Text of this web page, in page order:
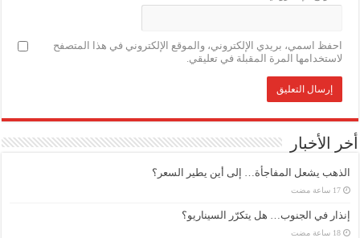
احفظ اسمي، بريدي الإلكتروني، والموقع الإلكتروني في هذا المتصفح
لاستخدامها المرة المقبلة في تعليقي.
أخر الأخبار
الذهب يشعل المفاجأة… إلى أين يطير السعر؟
‏17 ساعة مضت
إنذار في الجنوب… هل يتكرّر السيناريو؟
‏18 ساعة مضت